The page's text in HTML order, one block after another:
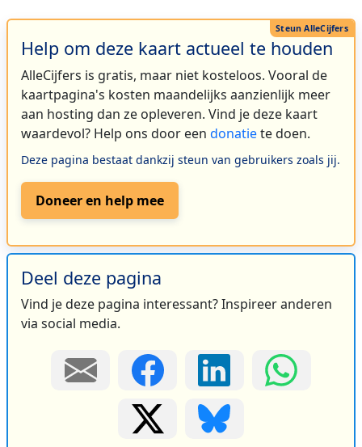
Help om deze kaart actueel te houden
AlleCijfers is gratis, maar niet kosteloos. Vooral de
kaartpagina's kosten maandelijks aanzienlijk meer
aan hosting dan ze opleveren. Vind je deze kaart
waardevol? Help ons door een donatiete doen.
Deze pagina bestaat dankzij steun van gebruikers zoals jij.
Doneer en help mee
Deel deze pagina
Vind je deze pagina interessant? Inspireer anderen
via social media.